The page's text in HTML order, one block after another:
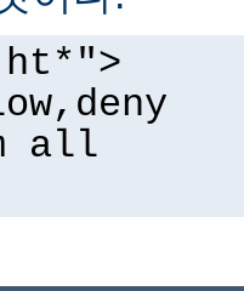
all